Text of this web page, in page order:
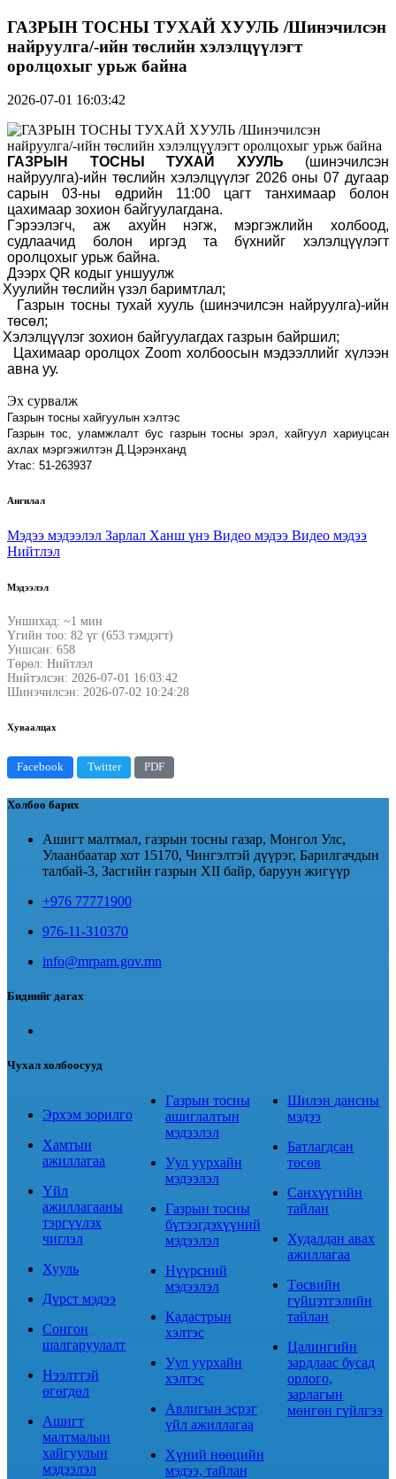
ГАЗРЫН ТОСНЫ ТУХАЙ ХУУЛЬ /Шинэчилсэн
найруулга/-ийн төслийн хэлэлцүүлэгт
оролцохыг урьж байна
2026-07-01 16:03:42
ГАЗРЫН ТОСНЫ ТУХАЙ ХУУЛЬ (шинэчилсэн
найруулга)-ийн төслийн хэлэлцүүлэг 2026 оны 07 дугаар
сарын 03-ны өдрийн 11:00 цагт танхимаар болон
цахимаар зохион байгуулагдана.
Гэрээлэгч, аж ахуйн нэгж, мэргэжлийн холбоод,
судлаачид болон иргэд та бүхнийг хэлэлцүүлэгт
оролцохыг урьж байна.
Дээрх QR кодыг уншуулж
Хуулийн төслийн үзэл баримтлал;
Газрын тосны тухай хууль (шинэчилсэн найруулга)-ийн
төсөл;
Хэлэлцүүлэг зохион байгуулагдах газрын байршил;
Цахимаар оролцох Zoom холбоосын мэдээллийг хүлээн
авна уу.
Эх сурвалж
Газрын тосны хайгуулын хэлтэс
Газрын тос, уламжлалт бус газрын тосны эрэл, хайгуул хариуцсан
ахлах мэргэжилтэн Д.Цэрэнханд
Утас: 51-263937
Ангилал
Мэдээ мэдээлэл Зарлал Ханш үнэ Видео мэдээ Видео мэдээ
Нийтлэл
Мэдээлэл
Уншихад: ~1 мин
Үгийн тоо: 82 үг (653 тэмдэгт)
Уншсан: 658
Төрөл: Нийтлэл
Нийтэлсэн: 2026-07-01 16:03:42
Шинэчилсэн: 2026-07-02 10:24:28
Хуваалцах
Facebook Twitter PDF
Холбоо барих
Ашигт малтмал, газрын тосны газар, Монгол Улс,
Улаанбаатар хот 15170, Чингэлтэй дүүрэг, Барилгачдын
талбай-3, Засгийн газрын XII байр, баруун жигүүр
+976 77771900
976-11-310370
info@mrpam.gov.mn
Биднийг дагах
Чухал холбоосууд
Эрхэм зорилго
Хамтын
ажиллагаа
Үйл
ажиллагааны
тэргүүлэх
чиглэл
Хууль
Дүрст мэдээ
Сонгон
шалгаруулалт
Нээлттэй
өгөгдөл
Ашигт
малтмалын
хайгуулын
мэдээлэл
Газрын тосны
ашиглалтын
мэдээлэл
Уул уурхайн
мэдээлэл
Газрын тосны
бүтээгдэхүүний
мэдээлэл
Нүүрсний
мэдээлэл
Кадастрын
хэлтэс
Уул уурхайн
хэлтэс
Авлигын эсрэг
үйл ажиллагаа
Хүний нөөцийн
мэдээ, тайлан
Шилэн дансны
мэдээ
Батлагдсан
төсөв
Санхүүгийн
тайлан
Худалдан авах
ажиллагаа
Төсвийн
гүйцэтгэлийн
тайлан
Цалингийн
зардлаас бусад
орлого,
зарлагын
мөнгөн гүйлгээ